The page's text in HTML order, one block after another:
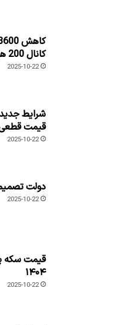
کانال 200 هزار تومانی را از دست داد
2025-10-22
قیمت
2025-10-22
دولت
2025-10-22
۱۴۰۴
2025-10-22